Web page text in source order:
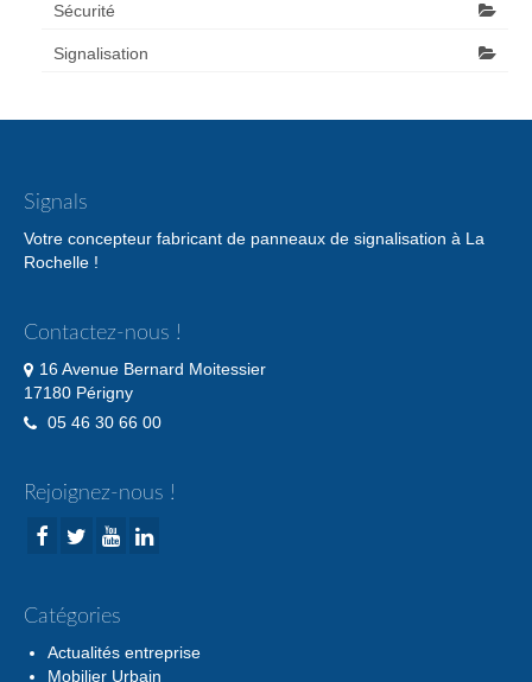
Sécurité
Signalisation
Signals
Votre concepteur fabricant de panneaux de signalisation à La
Rochelle !
Contactez-nous !
16 Avenue Bernard Moitessier
17180 Périgny
05 46 30 66 00
Rejoignez-nous !
Catégories
Actualités entreprise
Mobilier Urbain